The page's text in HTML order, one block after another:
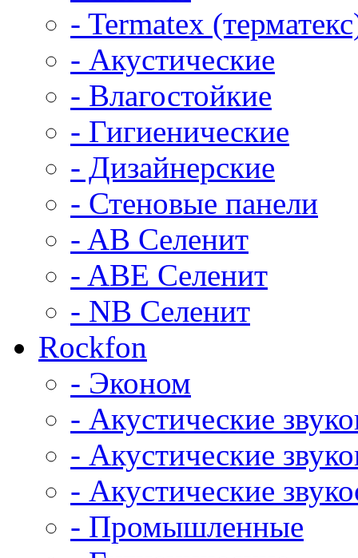
- Termatex
- Акустические
- Влагостойкие
- Гигиенические
- Дизайнерские
- Стеновые панели
- AB Селенит
- ABE Селенит
- NB Селенит
Rockfon
- Эконом
- Акустические
- Акустические
- Акустические
- Промышленные